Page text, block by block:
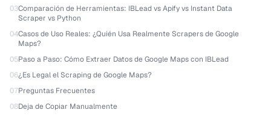
03Comparación de Herramientas: IBLead vs Apify vs Instant Data
Scraper vs Python
04Casos de Uso Reales: ¿Quién Usa Realmente Scrapers de Google
Maps?
05Paso a Paso: Cómo Extraer Datos de Google Maps con IBLead
06¿Es Legal el Scraping de Google Maps?
07Preguntas Frecuentes
08Deja de Copiar Manualmente